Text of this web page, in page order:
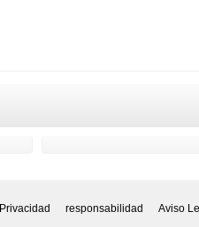
Privacidad responsabilidad Aviso